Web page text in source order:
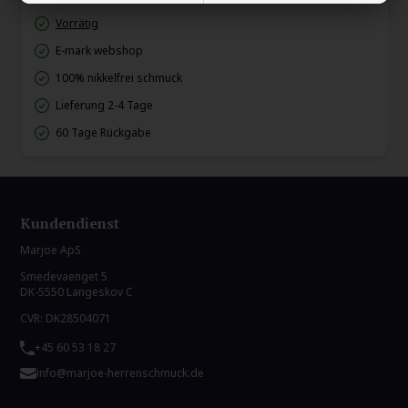
Vorrätig
E-mark webshop
100% nikkelfrei schmuck
Lieferung 2-4 Tage
60 Tage Rückgabe
Kundendienst
Marjoe ApS
Smedevaenget 5
DK-5550 Langeskov C
CVR: DK28504071
+45 60 53 18 27
info@marjoe-herrenschmuck.de